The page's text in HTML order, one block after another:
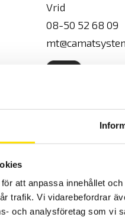
att anpassa innehållet
trafik. Vi vidarebefordrar
och analysföretag som vi
Vrid
08-50 52 68 09
Tobias Widman
Säljare &
Vrid &